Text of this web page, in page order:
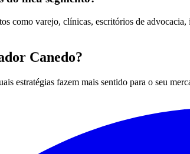
como varejo, clínicas, escritórios de
Canedo?
estratégias fazem mais sentido para o seu